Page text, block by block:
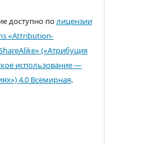
доступно полицензии
«Attribution-
(«Атрибуция
использование —
4.0 Всемирная.